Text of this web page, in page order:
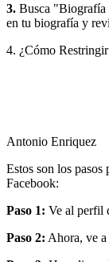
3. Busca "Biografía
en tu biografía y
4. ¿Cómo
Antonio Enriquez
Estos son los
Facebook:
Paso 1: Ve al perfil
Paso 2: Ahora, ve